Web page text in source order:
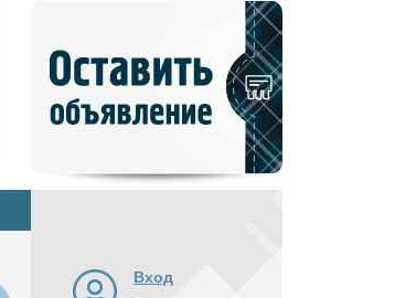
объявление
Вход